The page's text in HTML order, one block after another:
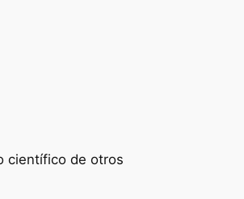
científico de otros